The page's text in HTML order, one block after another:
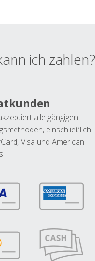
ich zahlen?
alle gängigen
einschließlich
Visa und American